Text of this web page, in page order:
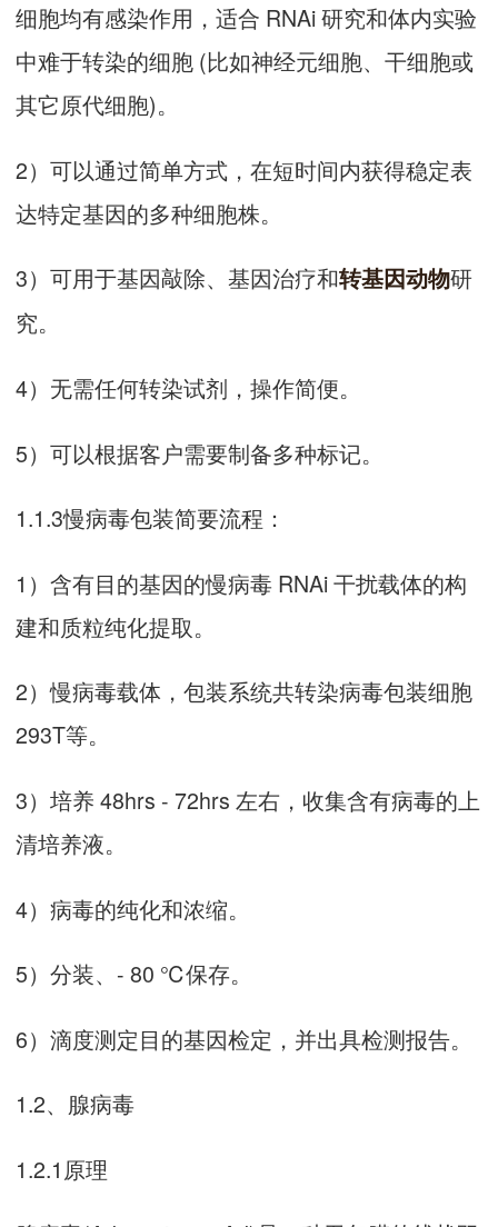
细胞均有感染作用，适合 RNAi 研究和体内实验
中难于转染的细胞 (比如神经元细胞、干细胞或
其它原代细胞)。
2）可以通过简单方式，在短时间内获得稳定表
达特定基因的多种细胞株。
3）可用于基因敲除、基因治疗和转基因动物研
究。
4）无需任何转染试剂，操作简便。
5）可以根据客户需要制备多种标记。
1.1.3慢病毒包装简要流程：
1）含有目的基因的慢病毒 RNAi 干扰载体的构
建和质粒纯化提取。
2）慢病毒载体，包装系统共转染病毒包装细胞
293T等。
3）培养 48hrs - 72hrs 左右，收集含有病毒的上
清培养液。
4）病毒的纯化和浓缩。
5）分装、- 80 ℃保存。
6）滴度测定目的基因检定，并出具检测报告。
1.2、腺病毒
1.2.1原理